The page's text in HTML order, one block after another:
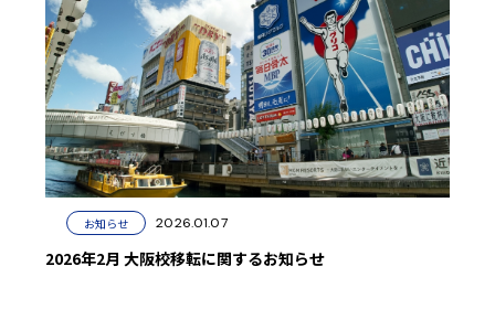
2026.01.07
お知らせ
2026年2月 大阪校移転に関するお知らせ